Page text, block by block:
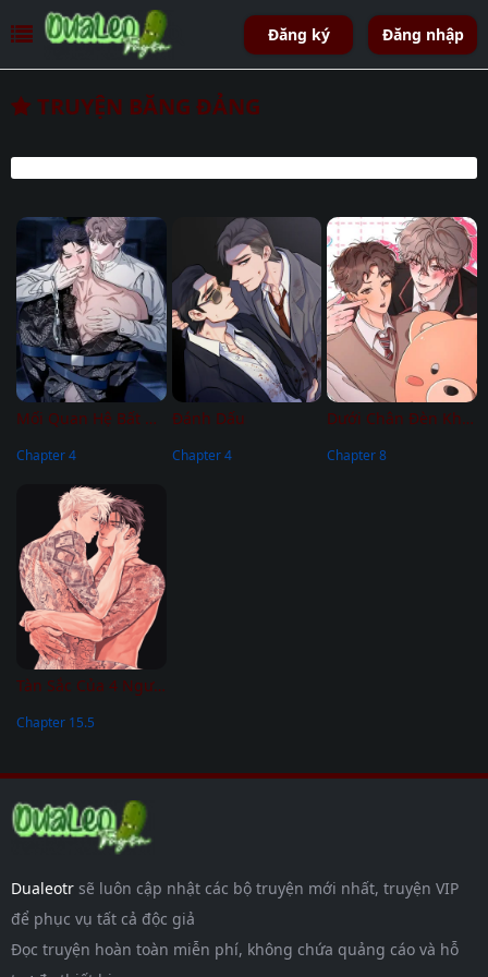
Đăng ký Đăng nhập
TRUYỆN BĂNG ĐẢNG
Mối Quan Hệ Bất Chính
Chapter 4
Đánh Dấu
Chapter 4
Dưới Chân Đèn Không Sáng
Chapter 8
Tàn Sắc Của 4 Người
Chapter 15.5
Dualeotr sẽ luôn cập nhật các bộ truyện mới nhất, truyện VIP
để phục vụ tất cả độc giả
Đọc truyện hoàn toàn miễn phí, không chứa quảng cáo và hỗ